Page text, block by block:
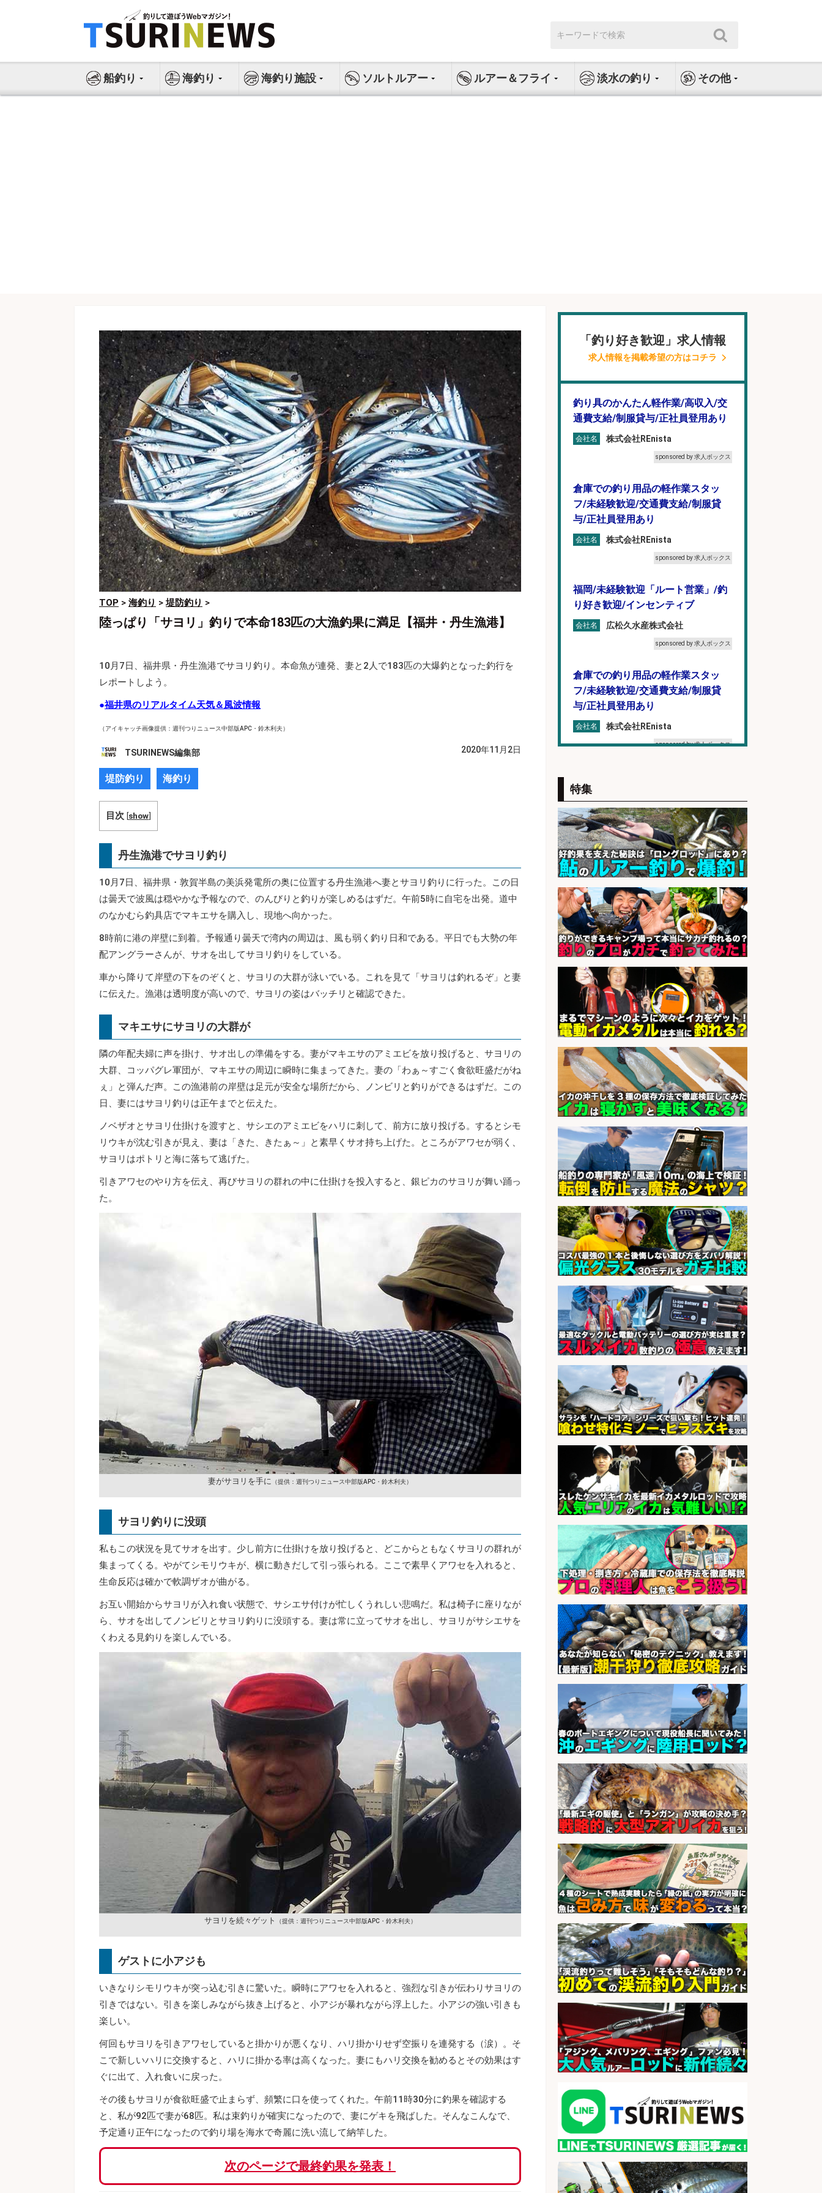
ス
索:
船釣り 海釣り 海釣り施設 ソルトルアー ルアー＆フライ 淡水の釣り その他
TOP > 海釣り >堤防釣り >
陸っぱり「サヨリ」釣りで本命183匹の大漁釣果に満足【福井・丹生漁港】
10月7日、福井県・丹生漁港でサヨリ釣り。本命魚が連発、妻と2人で183匹の大爆釣となった釣行を
レポートしよう。
●福井県のリアルタイム天気＆風波情報
（アイキャッチ画像提供：週刊つりニュース中部版APC・鈴木利夫）
TSURINEWS編集部 2020年11月2日
堤防釣り 海釣り
目次 [show]
丹生漁港でサヨリ釣り
10月7日、福井県・敦賀半島の美浜発電所の奥に位置する丹生漁港へ妻とサヨリ釣りに行った。この日
は曇天で波風は穏やかな予報なので、のんびりと釣りが楽しめるはずだ。午前5時に自宅を出発。道中
のなかむら釣具店でマキエサを購入し、現地へ向かった。
8時前に港の岸壁に到着。予報通り曇天で湾内の周辺は、風も弱く釣り日和である。平日でも大勢の年
配アングラーさんが、サオを出してサヨリ釣りをしている。
車から降りて岸壁の下をのぞくと、サヨリの大群が泳いでいる。これを見て「サヨリは釣れるぞ」と妻
に伝えた。漁港は透明度が高いので、サヨリの姿はバッチリと確認できた。
マキエサにサヨリの大群が
隣の年配夫婦に声を掛け、サオ出しの準備をする。妻がマキエサのアミエビを放り投げると、サヨリの
大群、コッパグレ軍団が、マキエサの周辺に瞬時に集まってきた。妻の「わぁ～すごく食欲旺盛だがね
ぇ」と弾んだ声。この漁港前の岸壁は足元が安全な場所だから、ノンビリと釣りができるはずだ。この
日、妻にはサヨリ釣りは正午までと伝えた。
ノベザオとサヨリ仕掛けを渡すと、サシエのアミエビをハリに刺して、前方に放り投げる。するとシモ
リウキが沈む引きが見え、妻は「きた、きたぁ～」と素早くサオ持ち上げた。ところがアワセが弱く、
サヨリはポトリと海に落ちて逃げた。
引きアワセのやり方を伝え、再びサヨリの群れの中に仕掛けを投入すると、銀ピカのサヨリが舞い踊っ
た。
妻がサヨリを手に （提供：週刊つりニュース中部版APC・鈴木利夫）
サヨリ釣りに没頭
私もこの状況を見てサオを出す。少し前方に仕掛けを放り投げると、どこからともなくサヨリの群れが
集まってくる。やがてシモリウキが、横に動きだして引っ張られる。ここで素早くアワセを入れると、
生命反応は確かで軟調ザオが曲がる。
お互い開始からサヨリが入れ食い状態で、サシエサ付けが忙しくうれしい悲鳴だ。私は椅子に座りなが
ら、サオを出してノンビリとサヨリ釣りに没頭する。妻は常に立ってサオを出し、サヨリがサシエサを
くわえる見釣りを楽しんでいる。
サヨリを続々ゲット （提供：週刊つりニュース中部版APC・鈴木利夫）
ゲストに小アジも
いきなりシモリウキが突っ込む引きに驚いた。瞬時にアワセを入れると、強烈な引きが伝わりサヨリの
引きではない。引きを楽しみながら抜き上げると、小アジが暴れながら浮上した。小アジの強い引きも
楽しい。
何回もサヨリを引きアワセしていると掛かりが悪くなり、ハリ掛かりせず空振りを連発する（涙）。そ
こで新しいハリに交換すると、ハリに掛かる率は高くなった。妻にもハリ交換を勧めるとその効果はす
ぐに出て、入れ食いに戻った。
その後もサヨリが食欲旺盛で止まらず、頻繁に口を使ってくれた。午前11時30分に釣果を確認する
と、私が92匹で妻が68匹。私は束釣りが確実になったので、妻にゲキを飛ばした。そんなこんなで、
予定通り正午になったので釣り場を海水で奇麗に洗い流して納竿した。
次のページで最終釣果を発表！
「釣り好き歓迎」求人情報
求人情報を掲載希望の方はコチラ
釣り具のかんたん軽作業/高収入/交
通費支給/制服貸与/正社員登用あり
会社名 株式会社REnista
sponsored by 求人ボックス
倉庫での釣り用品の軽作業スタッ
フ/未経験歓迎/交通費支給/制服貸
与/正社員登用あり
会社名 株式会社REnista
sponsored by 求人ボックス
福岡/未経験歓迎「ルート営業」/釣
り好き歓迎/インセンティブ
会社名 広松久水産株式会社
sponsored by 求人ボックス
倉庫での釣り用品の軽作業スタッ
フ/未経験歓迎/交通費支給/制服貸
与/正社員登用あり
会社名 株式会社REnista
sponsored by 求人ボックス
進業務
会社名 株式会社天龍
sponsored by 求人ボックス
釣り具のかんたん軽作業/高収入/交
通費支給/制服貸与/正社員登用あり
会社名 株式会社REnista
sponsored by 求人ボックス
魚の「バイヤー」貴方の目利きでヒ
会社名 株式会社コムライン
sponsored by 求人ボックス
和食, 日本料理・懐石料理/店長・店
長候補/旬と手作りにこだわる!さか
なの価値を上げ、地域を元気に!店長
候補募集
会社名 博多 華吉 博多 華吉
sponsored by 求人ボックス
和食, 居酒屋/調理見習い・調理補助/
新鮮な魚料理×おでんの和食居酒屋
の若手スタッフ
sponsored by 求人ボックス
和食, 日本料理・懐石料理/店長・店
長候補/本物を知る大人の隠れ家!魚
補募集
会社名 酒場あらかぶ 酒場あらかぶ
sponsored by 求人ボックス
さらに求人情報を見る
特集